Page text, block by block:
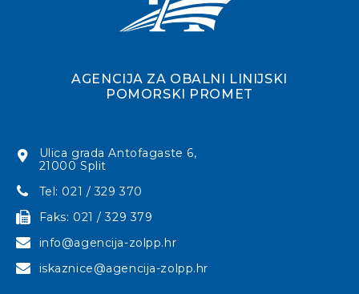
AGENCIJA ZA OBALNI LINIJSKI
POMORSKI PROMET
Ulica grada Antofagaste 6,
21000 Split
Tel: 021 / 329 370
Faks: 021 / 329 379
info@agencija-zolpp.hr
iskaznice@agencija-zolpp.hr